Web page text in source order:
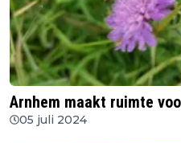
Arnhem maakt ruimte
05 juli 2024